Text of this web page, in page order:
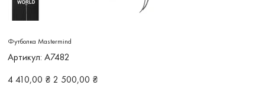
Футболка Mastermind
Артикул:
Артикул
A7482
A7482
Звичайна
ціна
4 410,00 ₴ Ціна
зі
2 500,00 ₴